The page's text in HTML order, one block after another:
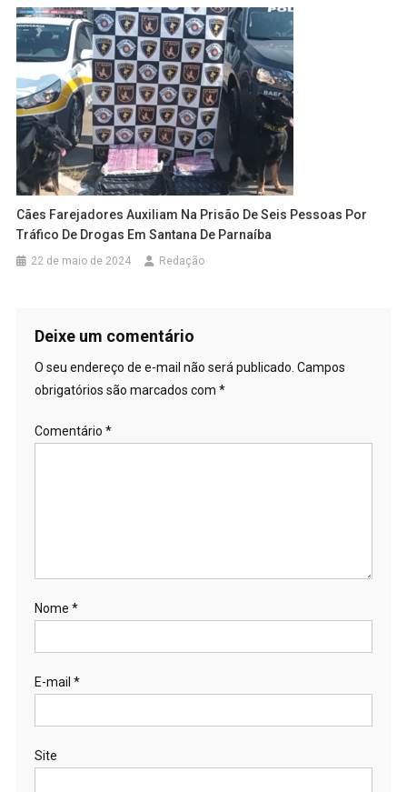
Cães Farejadores Auxiliam Na Prisão De Seis Pessoas Por
Tráfico De Drogas Em Santana De Parnaíba
22 de maio de 2024 Redação
Deixe um comentário
O seu endereço de e-mail não será publicado. Campos
obrigatórios são marcados com *
Comentário *
Nome *
E-mail *
Site